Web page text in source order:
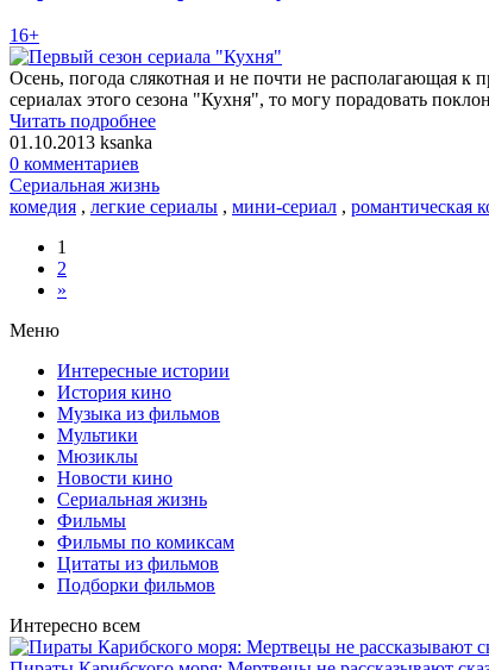
16+
Осень, погода слякотная и не почти не располагающая
сериалах этого сезона "Кухня", то могу порадовать
Читать подробнее
01.10.2013 ksanka
0 комментариев
Сериальная жизнь
комедия , легкие сериалы , мини-сериал , романтическая
1
2
»
Меню
Интересные истории
История кино
Музыка из фильмов
Мультики
Мюзиклы
Новости кино
Сериальная жизнь
Фильмы
Фильмы по комиксам
Цитаты из фильмов
Подборки фильмов
Интересно всем